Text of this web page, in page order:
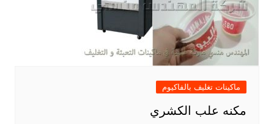
ماكينات تغليف بالفاكيوم
مكنه علب الكشري